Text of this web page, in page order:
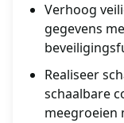
Verhoog
gegevens
Realiseer
schaalbare
meegroeien